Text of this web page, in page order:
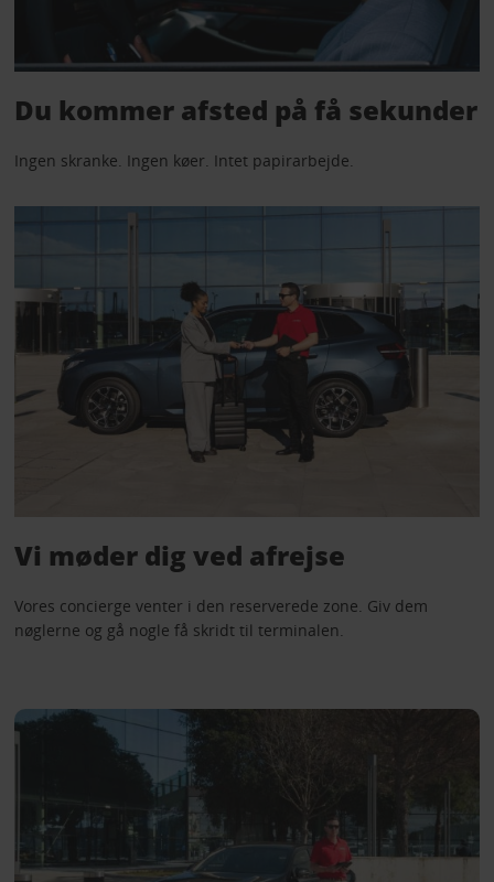
Du kommer afsted på få sekunder
Ingen skranke. Ingen køer. Intet papirarbejde.
Vi møder dig ved afrejse
Vores concierge venter i den reserverede zone. Giv dem
nøglerne og gå nogle få skridt til terminalen.